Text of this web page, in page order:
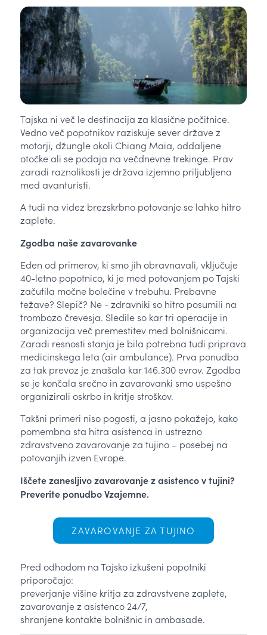
Tajska ni več le destinacija za klasične počitnice.
Vedno več popotnikov raziskuje sever države z
motorji, džungle okoli Chiang Maia, oddaljene
otočke ali se podaja na večdnevne trekinge. Prav
zaradi raznolikosti je država izjemno priljubljena
med avanturisti.
A tudi na videz brezskrbno potovanje se lahko hitro
zaplete.
Zgodba naše zavarovanke
Eden od primerov, ki smo jih obravnavali, vključuje
40-letno popotnico, ki je med potovanjem po Tajski
začutila močne bolečine v trebuhu. Prebavne
težave? Slepič? Ne - zdravniki so hitro posumili na
trombozo črevesja. Sledile so kar tri operacije in
organizacija več premestitev med bolnišnicami.
Zaradi resnosti stanja je bila potrebna tudi priprava
medicinskega leta (air ambulance). Prva ponudba
za tak prevoz je znašala kar 146.300 evrov. Zgodba
se je končala srečno in zavarovanki smo uspešno
organizirali oskrbo in kritje stroškov.
Takšni primeri niso pogosti, a jasno pokažejo, kako
pomembna sta hitra asistenca in ustrezno
zdravstveno zavarovanje za tujino – posebej na
potovanjih izven Evrope.
Iščete zanesljivo zavarovanje z asistenco v tujini?
Preverite ponudbo Vzajemne.
ZAVAROVANJE ZA TUJINO
Pred odhodom na Tajsko izkušeni popotniki
priporočajo:
preverjanje višine kritja za zdravstvene zaplete,
zavarovanje z asistenco 24/7,
shranjene kontakte bolnišnic in ambasade.